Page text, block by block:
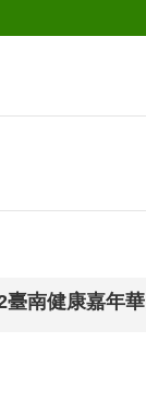
南健康嘉年華